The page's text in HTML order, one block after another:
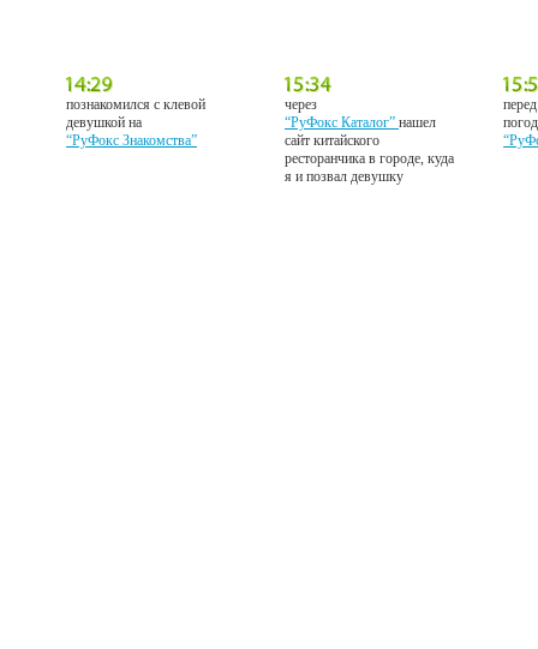
познакомился с клевой
девушкой на
“РуФокс Знакомства”
через
“РуФокс Каталог”нашел
сайт китайского
ресторанчика в городе, куда
я и позвал девушку